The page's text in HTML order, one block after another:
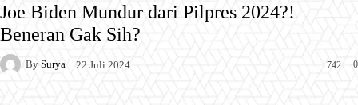
Joe Biden Mundur dari Pilpres 2024?!
Beneran Gak Sih?
By Surya 22 Juli 2024 0
742